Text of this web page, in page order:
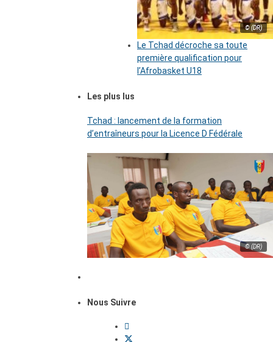
© (DR)
Le Tchad décroche sa toute
première qualification pour
l’Afrobasket U18
Les plus lus
Tchad : lancement de la formation
d’entraîneurs pour la Licence D Fédérale
© (DR)
Nous Suivre